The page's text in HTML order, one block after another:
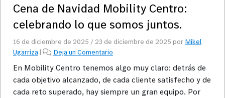
Cena de Navidad Mobility Centro:
celebrando lo que somos juntos.
16 de diciembre de 2025 / 23 de diciembre de 2025 por Mikel
Ugarriza| Deja un Comentario
En Mobility Centro tenemos algo muy claro: detrás de
cada objetivo alcanzado, de cada cliente satisfecho y de
cada reto superado, hay siempre un gran equipo. Por